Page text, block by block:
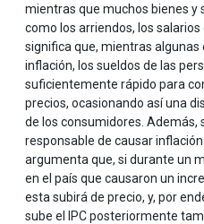
mientras que muchos bienes y
como los arriendos, los
significa que, mientras algunas
inflación, los sueldos de las
suficientemente rápido para
precios, ocasionando así una
de los consumidores. Además,
responsable de causar
argumenta que, si durante un
en el país que causaron un
esta subirá de precio, y, por
sube el IPC posteriormente